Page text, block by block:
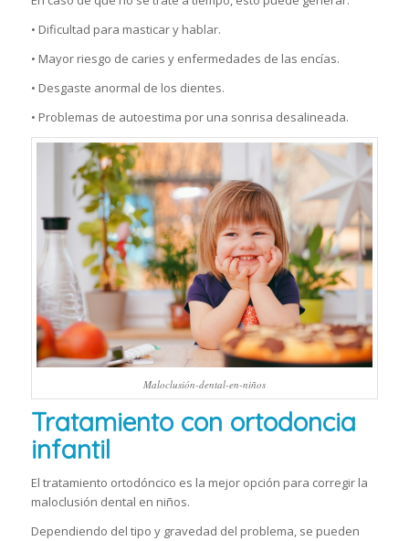
• Dificultad para masticar y hablar.
• Mayor riesgo de caries y enfermedades de las encías.
• Desgaste anormal de los dientes.
• Problemas de autoestima por una sonrisa desalineada.
Maloclusión-dental-en-niños
Tratamiento con ortodoncia
infantil
El tratamiento ortodóncico es la mejor opción para corregir la
maloclusión dental en niños.
Dependiendo del tipo y gravedad del problema, se pueden